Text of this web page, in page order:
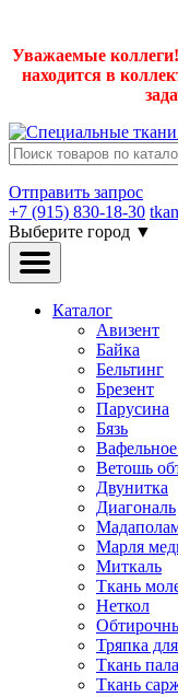
Уважаемые коллеги!
находится в
Отправить запрос
+7 (915) 830-18-30
Выберите город ▼
Каталог
Авизент
Байка
Бельтинг
Брезент
Парусина
Бязь
Ветошь
Двунитка
Диагональ
Марля
Миткаль
Ткань
Неткол
Тряпка
Ткань
Ткань